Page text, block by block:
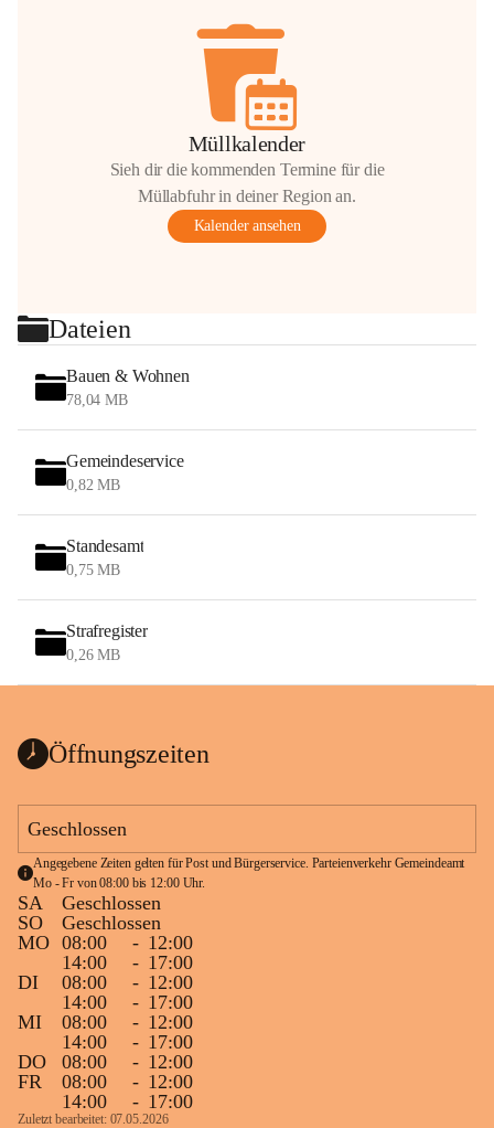
Müllkalender
Sieh dir die kommenden Termine für die
Müllabfuhr in deiner Region an.
Kalender ansehen
Dateien
Bauen & Wohnen
78,04 MB
Gemeindeservice
0,82 MB
Standesamt
0,75 MB
Strafregister
0,26 MB
Öffnungszeiten
Geschlossen
Angegebene Zeiten gelten für Post und Bürgerservice. Parteienverkehr Gemeindeamt
Mo - Fr von 08:00 bis 12:00 Uhr.
SA
Geschlossen
SO
Geschlossen
MO 08:00 - 12:00
14:00
- 17:00
DI
08:00 - 12:00
14:00
- 17:00
MI
08:00 - 12:00
14:00
- 17:00
DO
08:00 - 12:00
FR
08:00 - 12:00
14:00
- 17:00
Zuletzt bearbeitet: 07.05.2026